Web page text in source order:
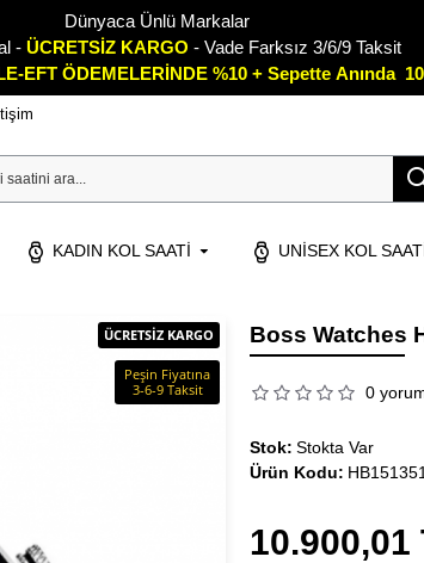
Dünyaca Ünlü Markalar
- ÜCRETSİZ KARGO - Vade Farksız 3/6/9 Taksit
EFT ÖDEMELERİNDE %10 + Sepette Anında
KADIN KOL SAATI UNISEX KOL
ÜCRETSİZ KARGO
Peşin Fiyatına
3-6-9 Taksit
Boss Watches
0
10.900,01
Stok: Stokta Var
Ürün Kodu: